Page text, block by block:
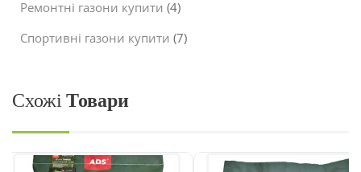
Ремонтні газони купити (4)
Спортивні газони купити (7)
Схожі Товари